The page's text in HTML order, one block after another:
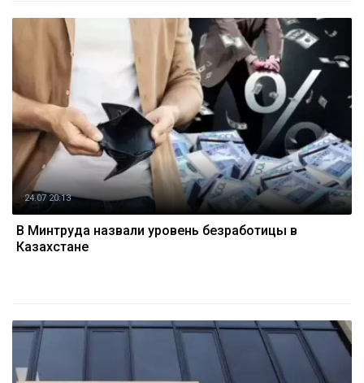
24.07 20:13
В Минтруда назвали уровень безработицы в
Казахстане